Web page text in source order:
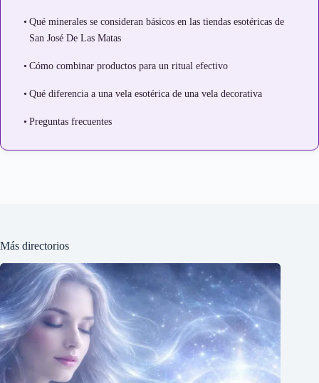
Qué minerales se consideran básicos en las tiendas esotéricas de
San José De Las Matas
Cómo combinar productos para un ritual efectivo
Qué diferencia a una vela esotérica de una vela decorativa
Preguntas frecuentes
Más directorios